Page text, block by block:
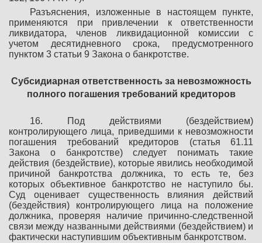
Разъяснения, изложенные в настоящем пункте,
применяются при привлечении к ответственности
ликвидатора, членов ликвидационной комиссии с
учетом десятидневного срока, предусмотренного
пунктом 3 статьи 9 Закона о банкротстве.
Субсидиарная ответственность за невозможность
полного погашения требований кредиторов
16. Под действиями (бездействием)
контролирующего лица, приведшими к невозможности
погашения требований кредиторов (статья 61.11
Закона о банкротстве) следует понимать такие
действия (бездействие), которые явились необходимой
причиной банкротства должника, то есть те, без
которых объективное банкротство не наступило бы.
Суд оценивает существенность влияния действий
(бездействия) контролирующего лица на положение
должника, проверяя наличие причинно-следственной
связи между названными действиями (бездействием) и
фактически наступившим объективным банкротством.